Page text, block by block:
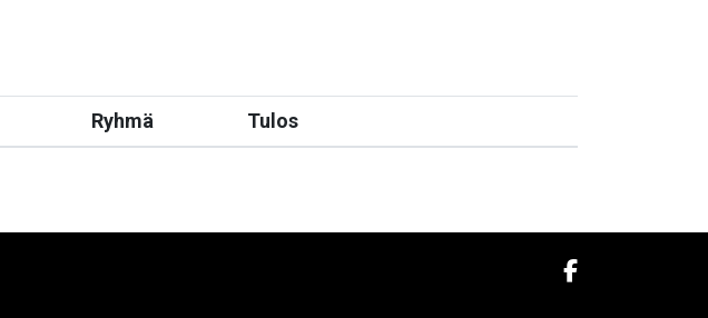
Ryhmä Tulos